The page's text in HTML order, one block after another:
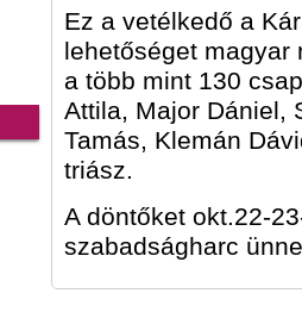
Ez a vetélkedő a
lehetőséget magyar
a több mint 130
Attila, Major Dániel,
Tamás, Klemán
triász.
A döntőket okt.22-
szabadságharc